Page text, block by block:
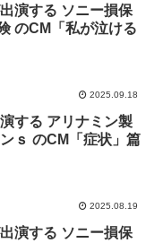
演する ソニー損保
のCM「私が泣ける
2025.09.18
する アリナミン製
ｓ のCM「症状」篇
2025.08.19
演する ソニー損保